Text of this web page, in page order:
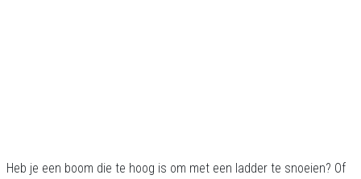
Heb je een boom die te hoog is om met een ladder te snoeien? Of